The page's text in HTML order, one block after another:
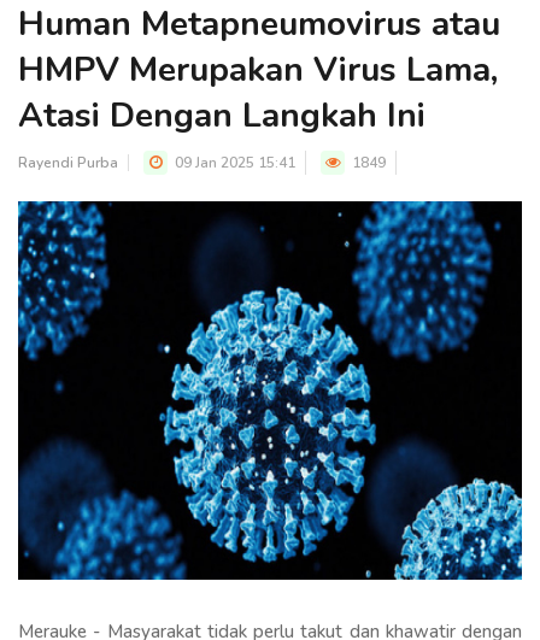
Human Metapneumovirus atau
HMPV Merupakan Virus Lama,
Atasi Dengan Langkah Ini
Rayendi Purba 09 Jan 2025 15:41 1849
Merauke - Masyarakat tidak perlu takut dan khawatir dengan